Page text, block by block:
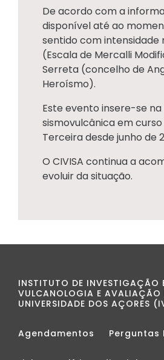
De acordo com a
disponível até ao
sentido com intensidade
(Escala de Mercalli
Serreta (concelho de
Heroísmo).
Este evento insere-se na
sismovulcânica em
Terceira desde junho de
O CIVISA continua a
evoluir da situação.
INSTITUTO DE INVESTIGAÇÃO
VULCANOLOGIA E AVALIAÇÃO
UNIVERSIDADE DOS AÇORES
Agendamentos Perguntas